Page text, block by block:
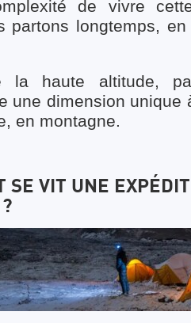
de vivre
partons longtemps,
la haute altitude,
une dimension unique
en montagne.
SE VIT UNE